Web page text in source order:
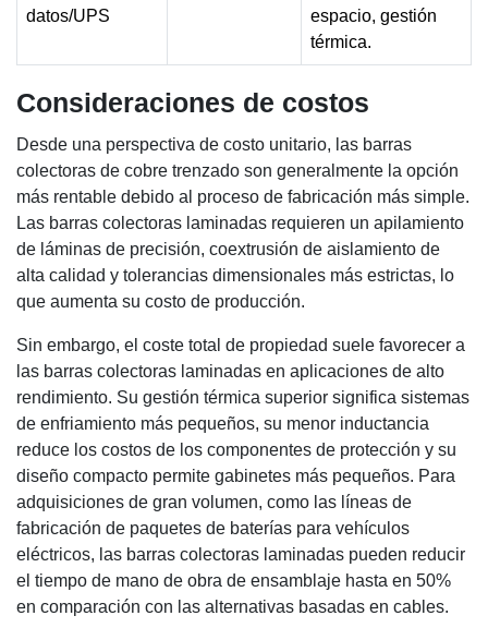
datos/UPS
espacio, gestión
térmica.
Consideraciones de costos
Desde una perspectiva de costo unitario, las barras
colectoras de cobre trenzado son generalmente la opción
más rentable debido al proceso de fabricación más simple.
Las barras colectoras laminadas requieren un apilamiento
de láminas de precisión, coextrusión de aislamiento de
alta calidad y tolerancias dimensionales más estrictas, lo
que aumenta su costo de producción.
Sin embargo, el coste total de propiedad suele favorecer a
las barras colectoras laminadas en aplicaciones de alto
rendimiento. Su gestión térmica superior significa sistemas
de enfriamiento más pequeños, su menor inductancia
reduce los costos de los componentes de protección y su
diseño compacto permite gabinetes más pequeños. Para
adquisiciones de gran volumen, como las líneas de
fabricación de paquetes de baterías para vehículos
eléctricos, las barras colectoras laminadas pueden reducir
el tiempo de mano de obra de ensamblaje hasta en 50%
en comparación con las alternativas basadas en cables.